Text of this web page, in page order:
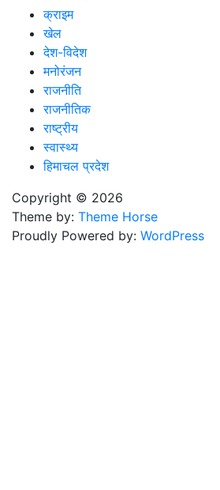
क्राइम
खेल
देश-विदेश
मनोरंजन
राजनीति
राजनीतिक
राष्ट्रीय
स्वास्थ्य
हिमाचल प्रदेश
Copyright © 2026
Theme by: Theme Horse
Proudly Powered by: WordPress